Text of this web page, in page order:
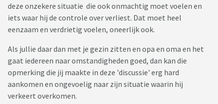
deze onzekere situatie die ook onmachtig moet voelen en
iets waar hij de controle over verliest. Dat moet heel
eenzaam en verdrietig voelen, oneerlijk ook.
Als jullie daar dan met je gezin zitten en opa en oma en het
gaat iedereen naar omstandigheden goed, dan kan die
opmerking die jij maakte in deze 'discussie' erg hard
aankomen en ongevoelig naar zijn situatie waarin hij
verkeert overkomen.